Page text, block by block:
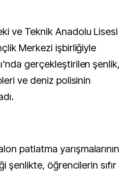
ve Teknik Anadolu Lisesi
Merkezi işbirliğiyle
gerçekleştirilen şenlik,
ve deniz polisinin
patlatma yarışmalarının
şenlikte, öğrencilerin sıfır